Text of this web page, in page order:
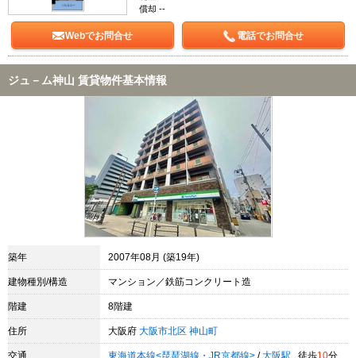
償却 --
Webでお問合せ 電話でお問合せ
ジュ－ム神山 賃貸物件基本情報
築年 2007年08月 (築19年)
建物種別/構造 マンション／鉄筋コンクリート造
階建 8階建
住所 大阪府 大阪市北区 神山町
交通 東海道本線<琵琶湖線・JR京都線> / 大阪駅 徒歩10分